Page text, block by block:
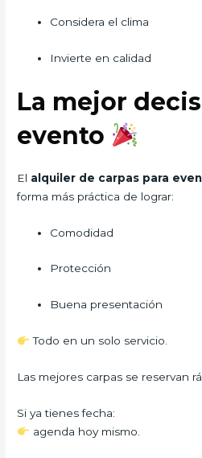
Considera el clima
Invierte en calidad
La mejor
evento
El alquiler de carpas para
forma más práctica de lograr:
Comodidad
Protección
Buena presentación
Todo en un solo servicio.
Las mejores carpas se reservan
Si ya tienes fecha:
agenda hoy mismo.